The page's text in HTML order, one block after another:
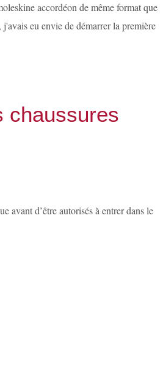
accordéon de même format que
eu envie de démarrer la première
chaussures
avant d’être autorisés à entrer dans le